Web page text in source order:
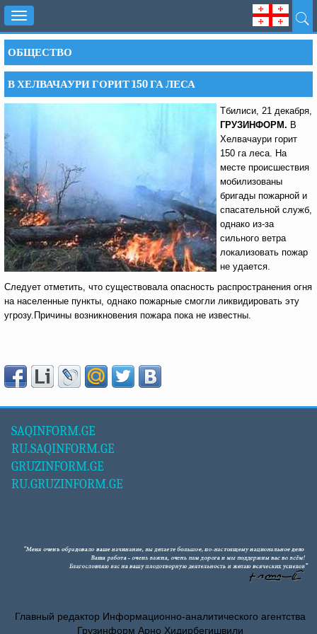
Toggle
navigation
ОБЩЕСТВО
В ХЕЛВАЧАУРИ ГОРИТ 150 ГА ЛЕСА
Тбилиси, 21 декабря,
ГРУЗИНФОРМ. В
Хелвачаури горит
150 га леса. На
месте происшествия
мобилизованы
бригады пожарной и
спасательной служб,
однако из-за
сильного ветра
локализовать пожар
не удается.
Следует отметить, что существовала опасность распространения огня
на населенные пункты, однако пожарные смогли ликвидировать эту
угрозу.Причины возникновения пожара пока не известны.
SAQINFORM.GE
RU.SAQINFORM.GE
GRUZINFORM.GE
RU.GRUZINFORM.GE
Главный редактор Информационно-аналитического агентства
Грузинформ Арно Хидирбегишвили